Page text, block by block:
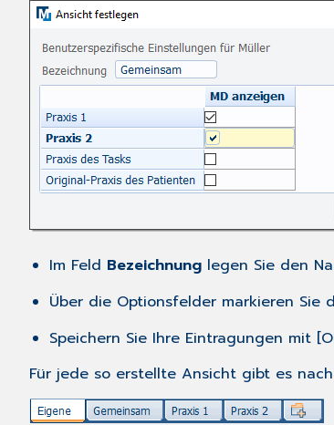
Im Feld Bezeichnung legen Sie den
Über die Optionsfelder markieren Sie
Speichern Sie Ihre Eintragungen mit
Für jede so erstellte Ansicht gibt es